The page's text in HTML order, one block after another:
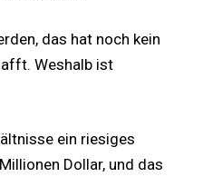
das hat noch kein
Weshalb ist
ein riesiges
Dollar, und das